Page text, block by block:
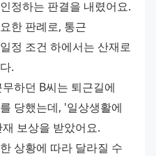
정하는 판결을 내렸어요.
한 판례로, 통근
정 조건 하에서는 산재로
.
하던 B씨는 퇴근길에
당했는데, '일상생활에
보상을 받았어요.
상황에 따라 달라질 수